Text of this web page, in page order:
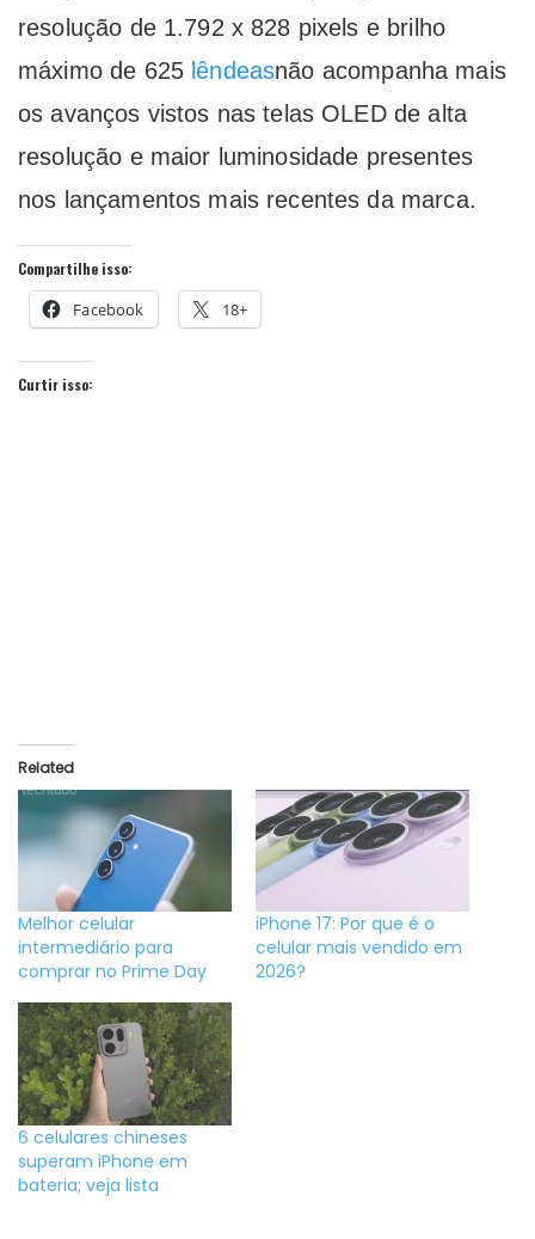
resolução de 1.792 x 828 pixels e brilho
máximo de 625 lêndeasnão acompanha mais
os avanços vistos nas telas OLED de alta
resolução e maior luminosidade presentes
nos lançamentos mais recentes da marca.
Compartilhe isso:
Facebook 18+
Curtir isso:
Related
Melhor celular
intermediário para
comprar no Prime Day
iPhone 17: Por que é o
celular mais vendido em
2026?
6 celulares chineses
superam iPhone em
bateria; veja lista